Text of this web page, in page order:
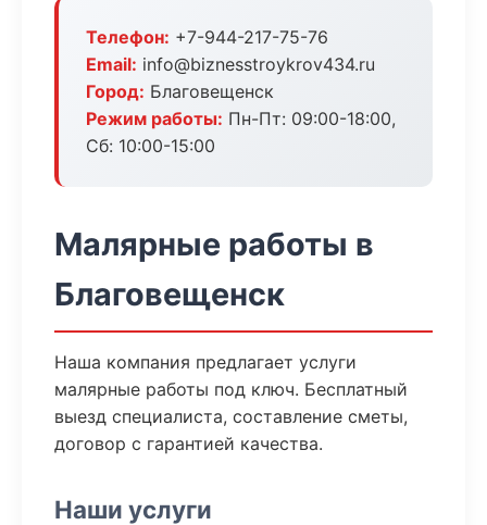
Телефон: +7-944-217-75-76
Email: info@biznesstroykrov434.ru
Город: Благовещенск
Режим работы: Пн-Пт: 09:00-18:00,
Сб: 10:00-15:00
Малярные работы в
Благовещенск
Наша компания предлагает услуги
малярные работы под ключ. Бесплатный
выезд специалиста, составление сметы,
договор с гарантией качества.
Наши услуги